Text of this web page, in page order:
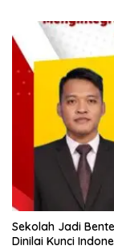
Sekolah Jadi
Dinilai Kunci